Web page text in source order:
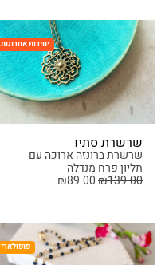
יחידות אחרונות
שרשרת סתיו
שרשרת ברונזה ארוכה עם
תליון פרח מנדלה
₪139.00
₪89.00
פופולארי